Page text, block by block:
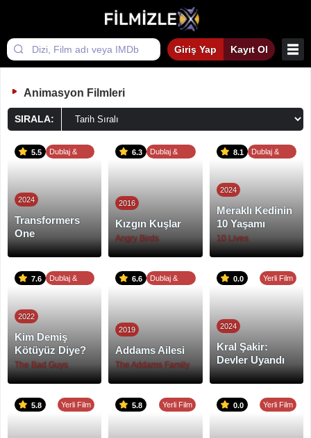
Giriş Yap Kayıt Ol
Animasyon Filmleri
SIRALA:
5.5
Dublaj &
2024
Transformers
One
6.3
Dublaj &
2016
Kızgın Kuşlar
Angry Birds
8.1
Dublaj &
2024
Meraklı Kedinin
10 Yaşamı
10 Lives
7.6
Dublaj &
2022
Kim Demiş
Kötüyüz Diye?
The Bad Guys
6.6
Dublaj &
2019
Addams Ailesi
The Addams Family
0.0 Yerli Film
2024
Kral Şakir:
Devler Uyandı
5.8 Yerli Film 5.8 Yerli Film 0.0 Yerli Film